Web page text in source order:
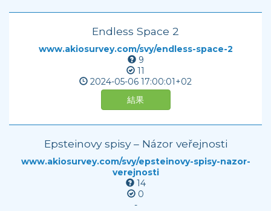
Endless Space 2
www.akiosurvey.com/svy/endless-space-2
9
11
2024-05-06 17:00:01+02
結果
Epsteinovy spisy – Názor veřejnosti
www.akiosurvey.com/svy/epsteinovy-spisy-nazor-
verejnosti
14
0
-